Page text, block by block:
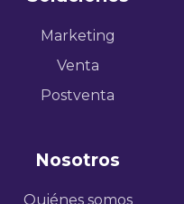
Marketing
Venta
Postventa
Nosotros
Quiénes somos